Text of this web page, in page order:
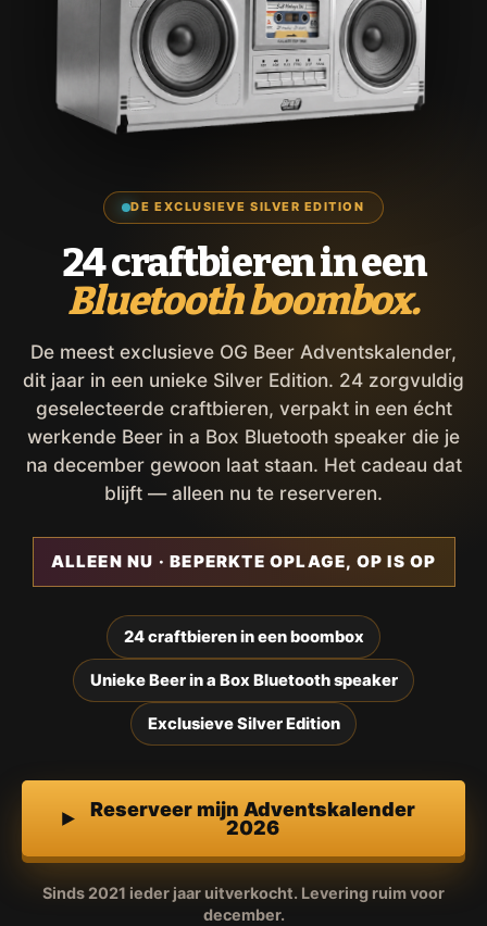
DE EXCLUSIEVE SILVER EDITION
24 craftbieren in een
Bluetooth boombox.
De meest exclusieve OG Beer Adventskalender,
dit jaar in een unieke Silver Edition. 24 zorgvuldig
geselecteerde craftbieren, verpakt in een écht
werkende Beer in a Box Bluetooth speaker die je
na december gewoon laat staan. Het cadeau dat
blijft — alleen nu te reserveren.
ALLEEN NU · BEPERKTE OPLAGE, OP IS OP
24 craftbieren in een boombox
Unieke Beer in a Box Bluetooth speaker
Exclusieve Silver Edition
Reserveer mijn Adventskalender
2026
Sinds 2021 ieder jaar uitverkocht. Levering ruim voor
december.